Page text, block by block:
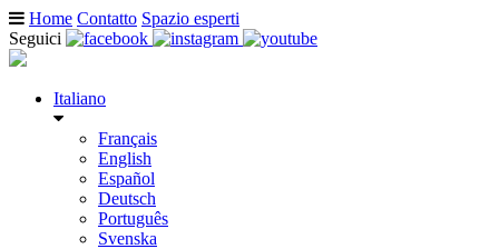
Home Contatto Spazio esperti
Seguici
Italiano
Français
English
Español
Deutsch
Português
Svenska